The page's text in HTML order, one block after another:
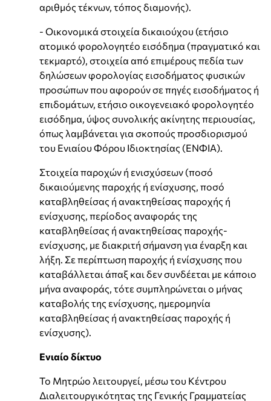
αριθμός τέκνων, τόπος διαμονής).
- Οικονομικά στοιχεία δικαιούχου (ετήσιο
ατομικό φορολογητέο εισόδημα (πραγματικό και
τεκμαρτό), στοιχεία από επιμέρους πεδία των
δηλώσεων φορολογίας εισοδήματος φυσικών
προσώπων που αφορούν σε πηγές εισοδήματος ή
επιδομάτων, ετήσιο οικογενειακό φορολογητέο
εισόδημα, ύψος συνολικής ακίνητης περιουσίας,
όπως λαμβάνεται για σκοπούς προσδιορισμού
του Ενιαίου Φόρου Ιδιοκτησίας (ΕΝΦΙΑ).
Στοιχεία παροχών ή ενισχύσεων (ποσό
δικαιούμενης παροχής ή ενίσχυσης, ποσό
καταβληθείσας ή ανακτηθείσας παροχής ή
ενίσχυσης, περίοδος αναφοράς της
καταβληθείσας ή ανακτηθείσας παροχής-
ενίσχυσης, με διακριτή σήμανση για έναρξη και
λήξη. Σε περίπτωση παροχής ή ενίσχυσης που
καταβάλλεται άπαξ και δεν συνδέεται με κάποιο
μήνα αναφοράς, τότε συμπληρώνεται ο μήνας
καταβολής της ενίσχυσης, ημερομηνία
καταβληθείσας ή ανακτηθείσας παροχής ή
ενίσχυσης).
Ενιαίο δίκτυο
Το Μητρώο λειτουργεί, μέσω του Κέντρου
Διαλειτουργικότητας της Γενικής Γραμματείας